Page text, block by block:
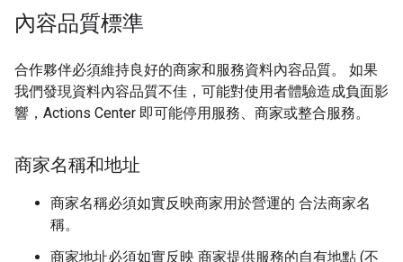
內容品質標準
合作夥伴必須維持良好的商家和服務資料內容品質。 如果
我們發現資料內容品質不佳，可能對使用者體驗造成負面影
響，Actions Center 即可能停用服務、商家或整合服務。
商家名稱和地址
商家名稱必須如實反映商家用於營運的 合法商家名
稱。
商家地址必須如實反映 商家提供服務的自有地點 (不